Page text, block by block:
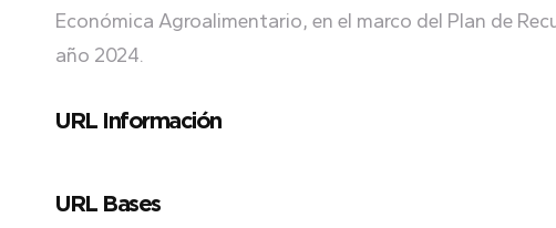
Económica Agroalimentario, en el marco del Plan de
año 2024.
URL Información
URL Bases